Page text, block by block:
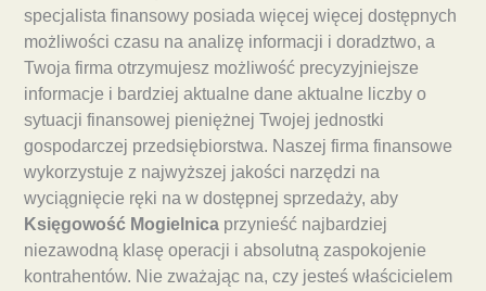
specjalista finansowy posiada więcej więcej dostępnych
możliwości czasu na analizę informacji i doradztwo, a
Twoja firma otrzymujesz możliwość precyzyjniejsze
informacje i bardziej aktualne dane aktualne liczby o
sytuacji finansowej pieniężnej Twojej jednostki
gospodarczej przedsiębiorstwa. Naszej firma finansowe
wykorzystuje z najwyższej jakości narzędzi na
wyciągnięcie ręki na w dostępnej sprzedaży, aby
Księgowość Mogielnica przynieść najbardziej
niezawodną klasę operacji i absolutną zaspokojenie
kontrahentów. Nie zważając na, czy jesteś właścicielem